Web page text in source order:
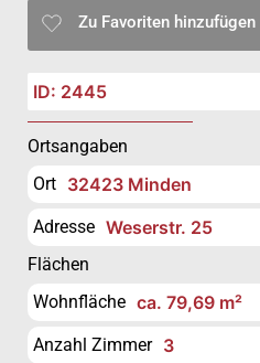
Zu Favoriten hinzufügen
ID: 2445
Ortsangaben
Ort 32423 Minden
Adresse Weserstr. 25
Flächen
Wohnfläche ca. 79,69 m²
Anzahl Zimmer 3